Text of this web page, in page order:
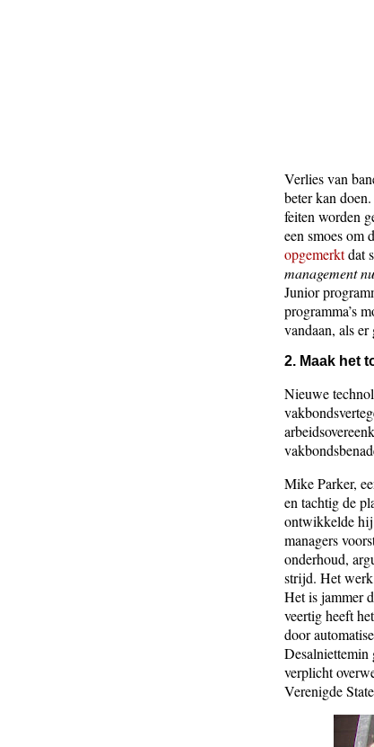
Verlies van
beter kan
feiten worden
een smoes om
opgemerktdat
management
Junior
programma’s
vandaan, als
2. Maak het
Nieuwe
Mike Parker,
en tachtig de
ontwikkelde hij
managers
onderhoud,
strijd. Het
Het is jammer
veertig heeft
door
Desalniettemin
verplicht
Verenigde